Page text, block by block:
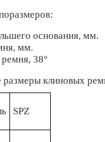
основания, мм.
мм.
38°
размеры клиновых
SPZ